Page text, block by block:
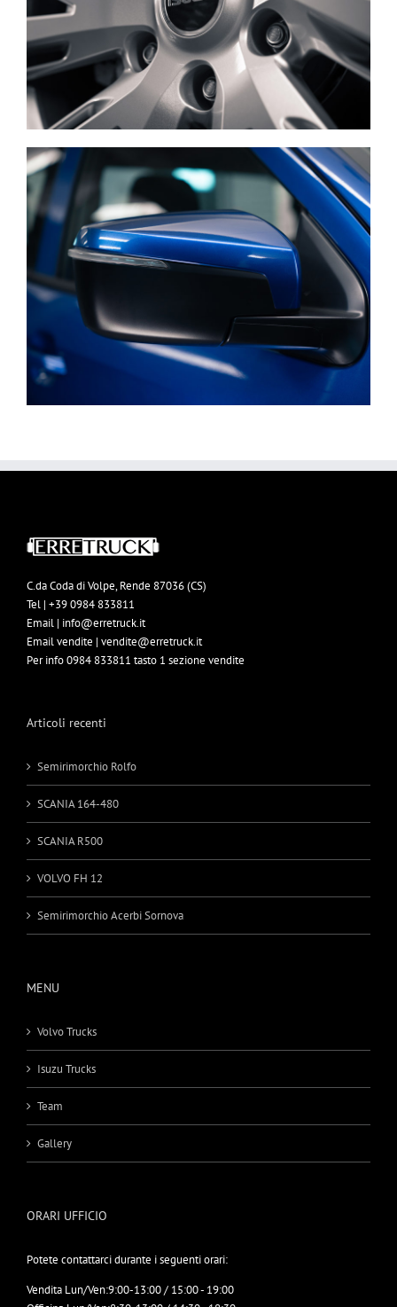
C.da Coda di Volpe, Rende 87036 (CS)
Tel | +39 0984 833811
Email | info@erretruck.it
Email vendite | vendite@erretruck.it
Per info 0984 833811 tasto 1 sezione vendite
Articoli recenti
Semirimorchio Rolfo
SCANIA 164-480
SCANIA R500
VOLVO FH 12
Semirimorchio Acerbi Sornova
MENU
Volvo Trucks
Isuzu Trucks
Team
Gallery
ORARI UFFICIO
Potete contattarci durante i seguenti orari:
Vendita Lun/Ven:9:00-13:00 / 15:00 - 19:00